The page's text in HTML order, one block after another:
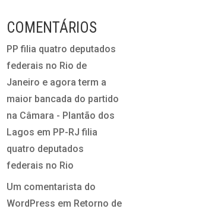
COMENTÁRIOS
PP filia quatro deputados
federais no Rio de
Janeiro e agora term a
maior bancada do partido
na Câmara - Plantão dos
Lagos em PP-RJ filia
quatro deputados
federais no Rio
Um comentarista do
WordPress em Retorno de